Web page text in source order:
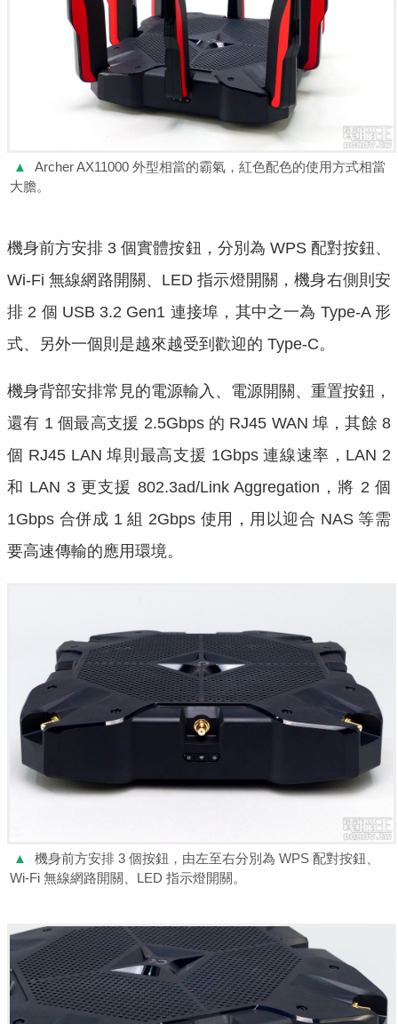
▲
Archer AX11000 外型相當的霸氣，紅色配色的使用方式相當
大膽。
機身前方安排 3 個實體按鈕，分別為 WPS 配對按鈕、
Wi-Fi 無線網路開關、LED 指示燈開關，機身右側則安
排 2 個 USB 3.2 Gen1 連接埠，其中之一為 Type-A 形
式、另外一個則是越來越受到歡迎的 Type-C。
機身背部安排常見的電源輸入、電源開關、重置按鈕，
還有 1 個最高支援 2.5Gbps 的 RJ45 WAN 埠，其餘 8
個 RJ45 LAN 埠則最高支援 1Gbps 連線速率，LAN 2
和 LAN 3 更支援 802.3ad/Link Aggregation，將 2 個
1Gbps 合併成 1 組 2Gbps 使用，用以迎合 NAS 等需
要高速傳輸的應用環境。
▲
機身前方安排 3 個按鈕，由左至右分別為 WPS 配對按鈕、
Wi-Fi 無線網路開關、LED 指示燈開關。